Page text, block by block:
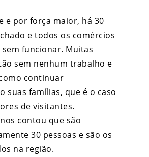
e por força maior, há 30
e todos os comércios
funcionar. Muitas
sem nenhum trabalho e
continuar
suas famílias, que é o caso
de visitantes.
contou que são
30 pessoas e são os
na região.